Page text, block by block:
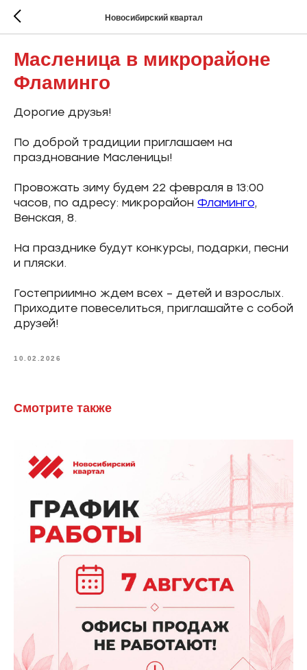
Новосибирский квартал
Масленица в микрорайоне
Фламинго
Дорогие друзья!
По доброй традиции приглашаем на
празднование Масленицы!
Провожать зиму будем 22 февраля в 13:00
часов, по адресу: микрорайон Фламинго,
Венская, 8.
На празднике будут конкурсы, подарки, песни
и пляски.
Гостеприимно ждем всех – детей и взрослых.
Приходите повеселиться, приглашайте с собой
друзей!
10.02.2026
Смотрите также